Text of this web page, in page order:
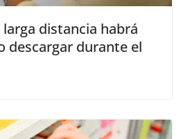
distancia habrá
descargar durante el